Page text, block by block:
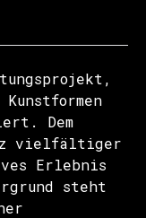
Dem
vielfältiger
Erlebnis
steht